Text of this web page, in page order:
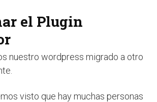
el Plugin
nuestro wordpress migrado a otro
visto que hay muchas personas